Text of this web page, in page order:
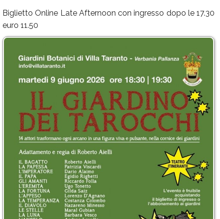
Biglietto Online Late Afternoon con ingresso dopo le 17.30
euro 11.50